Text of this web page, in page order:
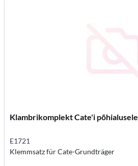
Klambrikomplekt Cate'i põhialusele
E1721
Klemmsatz für Cate-Grundträger